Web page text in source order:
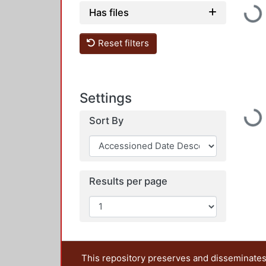
Has files
Reset filters
Settings
Sort By
Results per page
This repository preserves and